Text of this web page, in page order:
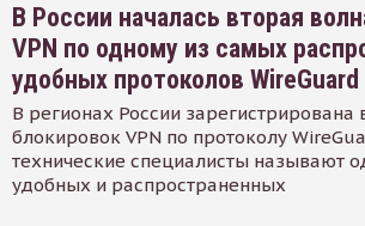
В России началась вторая
VPN по одному из самых
удобных протоколов WireGuard
В регионах России зарегистрирована
блокировок VPN по протоколу
технические специалисты называют
удобных и распространенных